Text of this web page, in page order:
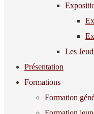
Les
Présentation
Formations
Formation